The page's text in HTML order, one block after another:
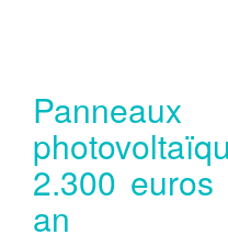
2.300
an